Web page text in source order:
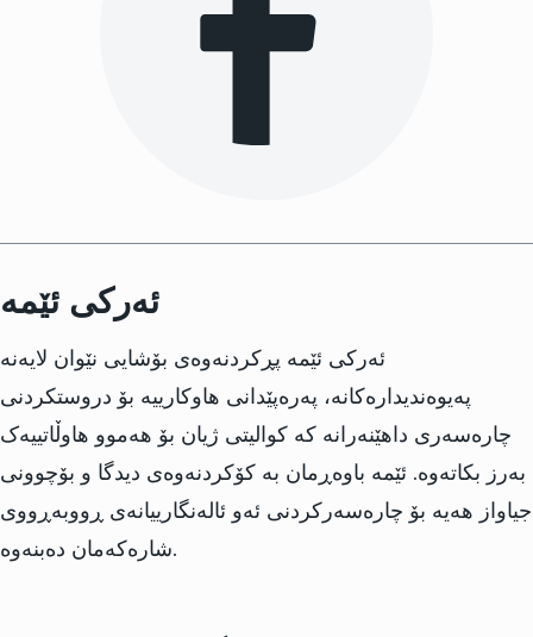
ئەرکی ئێمە
ئەرکی ئێمە پڕکردنەوەی بۆشایی نێوان لایەنە
پەیوەندیدارەکانە، پەرەپێدانی هاوکارییە بۆ دروستکردنی
چارەسەری داهێنەرانە کە کوالیتی ژیان بۆ هەموو هاوڵاتییەک
بەرز بکاتەوە. ئێمە باوەڕمان بە کۆکردنەوەی دیدگا و بۆچوونی
جیاواز هەیە بۆ چارەسەرکردنی ئەو ئالەنگارییانەی ڕووبەڕووی
شارەکەمان دەبنەوە.